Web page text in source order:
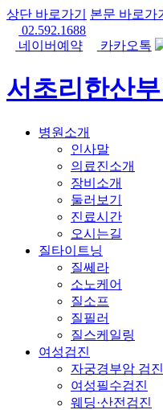
상단 바로가기 본문 바로가
02.592.1688
네이버예약
카카오톡
서초리한산
병원소개
인사말
의료진소개
장비소개
둘러보기
진료시간
오시는길
질타이트닝
질쎄라
소노케어
질소프
질필러
질스케일링
여성검진
자궁경부암 검진
여성필수검진
웨딩·산전검진